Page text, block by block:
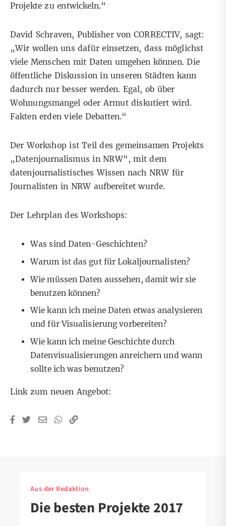
Projekte zu entwickeln.“
David Schraven, Publisher von CORRECTIV, sagt:
„Wir wollen uns dafür einsetzen, dass möglichst
viele Menschen mit Daten umgehen können. Die
öffentliche Diskussion in unseren Städten kann
dadurch nur besser werden. Egal, ob über
Wohnungsmangel oder Armut diskutiert wird.
Fakten erden viele Debatten.“
DerWorkshop ist Teil des gemeinsamen Projekts
„Datenjournalismus in NRW“, mit dem
datenjournalistisches Wissen nach NRW für
Journalisten in NRW aufbereitet wurde.
Der Lehrplan des Workshops:
Was sind Daten-Geschichten?
Warum ist das gut für Lokaljournalisten?
Wie müssen Daten aussehen, damit wir sie
benutzen können?
Wie kann ich meine Daten etwas analysieren
und für Visualisierung vorbereiten?
Wie kann ich meine Geschichte durch
Datenvisualisierungen anreichern und wann
sollte ich was benutzen?
Link zum neuen Angebot:
Aus der Redaktion
Die besten Projekte 2017